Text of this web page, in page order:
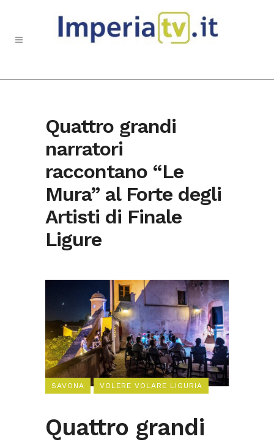
Quattro grandi
narratori
raccontano “Le
Mura” al Forte degli
Artisti di Finale
Ligure
SAVONA VOLERE VOLARE LIGURIA
Quattro grandi